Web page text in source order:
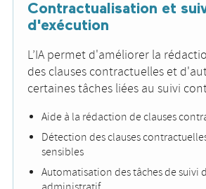
Contractualisation et
d'exécution
L’IA permet d'améliorer la
des clauses contractuelles et
certaines tâches liées au suivi
Aide à la rédaction de clauses
Détection des clauses
sensibles
Automatisation des tâches de suivi